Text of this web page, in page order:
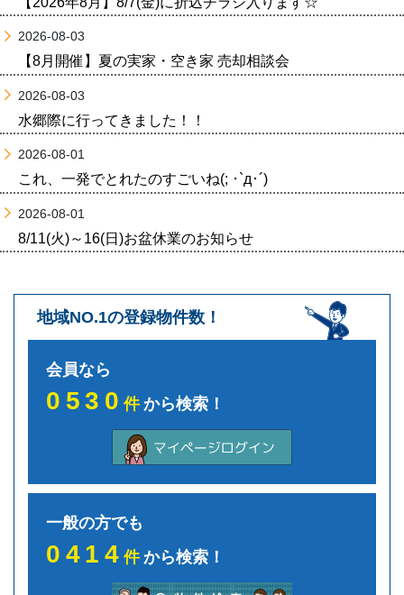
2026-08-03
【8月開催】夏の実家・空き家 売却相談会
2026-08-03
水郷際に行ってきました！！
2026-08-01
これ、一発でとれたのすごいね(; ･`д･´)
2026-08-01
8/11(火)～16(日)お盆休業のお知らせ
地域NO.1の登録物件数！
会員なら
0530件から検索！
一般の方でも
0414件から検索！